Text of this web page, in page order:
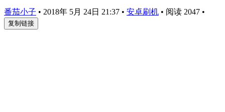
番茄小子 • 2018年 5月 24日 21:37 • 安卓刷机 • 阅读 2047 •
复制链接